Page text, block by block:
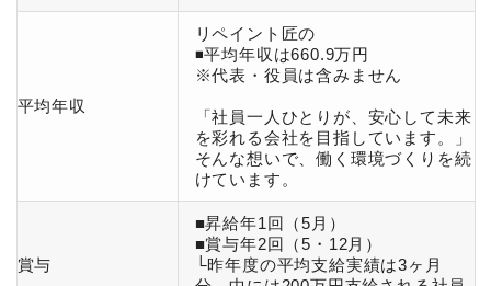
平均年収
リペイント匠の
◾️平均年収は660.9万円
※代表・役員は含みません
「社員一人ひとりが、安心して未来
を彩れる会社を目指しています。」
そんな想いで、働く環境づくりを続
けています。
賞与
■昇給年1回（5月）
■賞与年2回（5・12月）
└昨年度の平均支給実績は3ヶ月